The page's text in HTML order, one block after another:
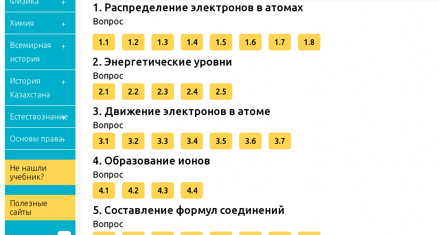
Химия
Всемирная
история
История
Казахстана
Естествознание
Основы права
Не нашли
учебник?
Полезные
сайты
1. Распределение электронов в атомах
Вопрос
1.1 1.2 1.3 1.4 1.5 1.6 1.7 1.8
2. Энергетические уровни
Вопрос
2.1 2.2 2.3 2.4 2.5
3. Движение электронов в атоме
Вопрос
3.1 3.2 3.3 3.4 3.5 3.6 3.7
4. Образование ионов
Вопрос
4.1 4.2 4.3 4.4
5. Составление формул соединений
Вопрос